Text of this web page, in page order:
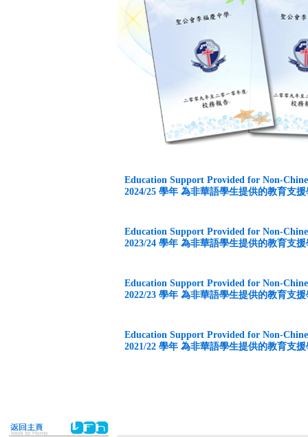
Education Support Provided for Non-
2024/25 學年 為非華語學生提供的教育支
Education Support Provided for Non-
2023/24 學年 為非華語學生提供的教育支
Education Support Provided for Non-
2022/23 學年 為非華語學生提供的教育支
Education Support Provided for Non-
2021/22 學年 為非華語學生提供的教育支